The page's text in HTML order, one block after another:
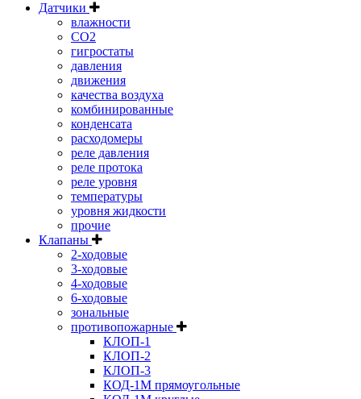
Датчики
влажности
CO2
гигростаты
давления
движения
качества воздуха
комбинированные
конденсата
расходомеры
реле давления
реле протока
реле уровня
температуры
уровня жидкости
прочие
Клапаны
2-ходовые
3-ходовые
4-ходовые
6-ходовые
зональные
противопожарные
КЛОП-1
КЛОП-2
КЛОП-3
КОД-1М прямоугольные